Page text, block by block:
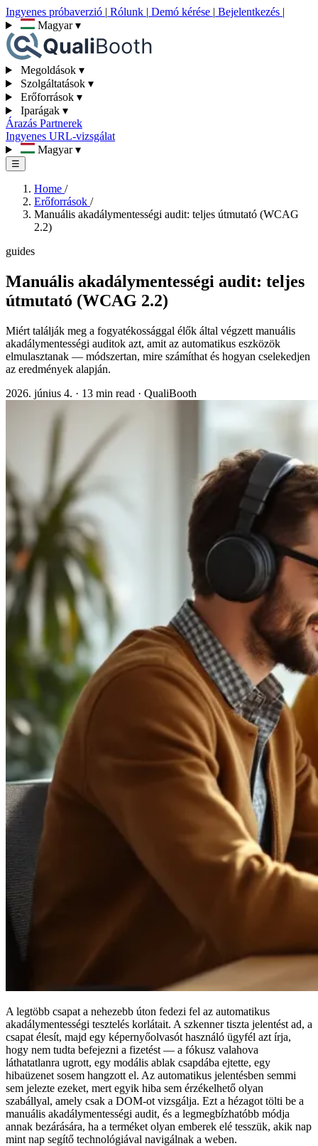
Ingyenes próbaverzió | Rólunk | Demó kérése | Bejelentkezés |
Magyar▾
Megoldások ▾
Szolgáltatások ▾
Erőforrások ▾
Iparágak ▾
Árazás Partnerek
Ingyenes URL-vizsgálat
Magyar▾
☰
Home /
Erőforrások /
Manuális akadálymentességi audit: teljes útmutató (WCAG
2.2)
guides
Manuális akadálymentességi audit: teljes
útmutató (WCAG 2.2)
Miért találják meg a fogyatékossággal élők által végzett manuális
akadálymentességi auditok azt, amit az automatikus eszközök
elmulasztanak — módszertan, mire számíthat és hogyan cselekedjen
az eredmények alapján.
2026. június 4. · 13 min read · QualiBooth
A legtöbb csapat a nehezebb úton fedezi fel az automatikus
akadálymentességi tesztelés korlátait. A szkenner tiszta jelentést ad, a
csapat élesít, majd egy képernyőolvasót használó ügyfél azt írja,
hogy nem tudta befejezni a fizetést — a fókusz valahova
láthatatlanra ugrott, egy modális ablak csapdába ejtette, egy
hibaüzenet sosem hangzott el. Az automatikus jelentésben semmi
sem jelezte ezeket, mert egyik hiba sem érzékelhető olyan
szabállyal, amely csak a DOM-ot vizsgálja. Ezt a hézagot tölti be a
manuális akadálymentességi audit, és a legmegbízhatóbb módja
annak bezárására, ha a terméket olyan emberek elé tesszük, akik nap
mint nap segítő technológiával navigálnak a weben.